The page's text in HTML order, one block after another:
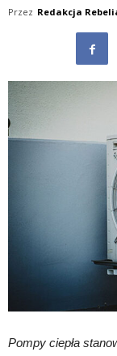
Przez Redakcja
Pompy ciepła